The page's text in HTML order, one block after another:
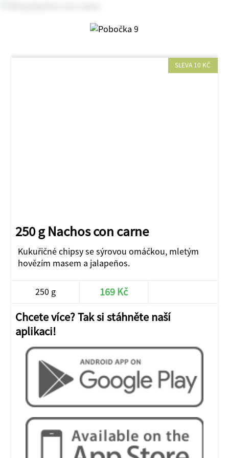
SLEVA 10 KČ
250 g Nachos con carne
Kukuřičné chipsy se sýrovou omáčkou, mletým
hovězím masem a jalapeños.
250 g 169 Kč
Chcete více? Tak si stáhněte naší
aplikaci!